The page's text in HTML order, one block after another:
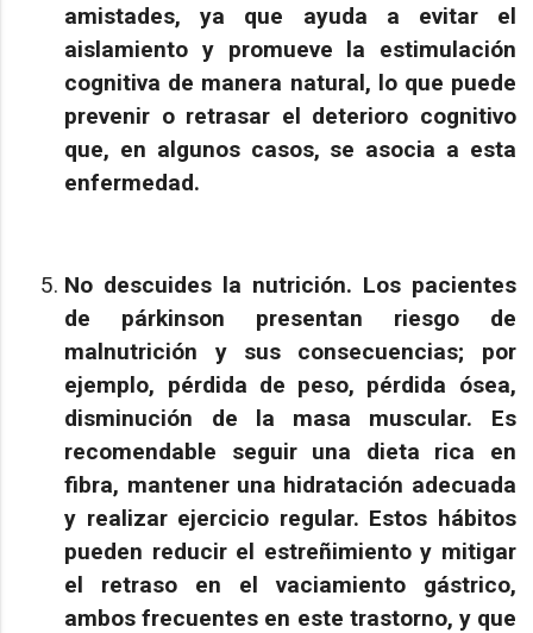
amistades, ya que ayuda a evitar el
aislamiento y promueve la estimulación
cognitiva de manera natural, lo que puede
prevenir o retrasar el deterioro cognitivo
que, en algunos casos, se asocia a esta
enfermedad.
No descuides la nutrición. Los pacientes
de párkinson presentan riesgo de
malnutrición y sus consecuencias; por
ejemplo, pérdida de peso, pérdida ósea,
disminución de la masa muscular. Es
recomendable seguir una dieta rica en
fibra, mantener una hidratación adecuada
y realizar ejercicio regular. Estos hábitos
pueden reducir el estreñimiento y mitigar
el retraso en el vaciamiento gástrico,
ambos frecuentes en este trastorno, y que